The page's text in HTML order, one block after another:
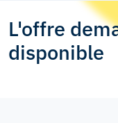
L'offre
disponible